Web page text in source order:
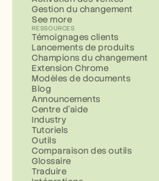
Gestion du changement
See more
RESSOURCES
Témoignages clients
Lancements de produits
Champions du changement
Extension Chrome
Modèles de documents
Blog
Announcements
Centre d'aide
Industry
Tutoriels
Outils
Comparaison des outils
Glossaire
Traduire